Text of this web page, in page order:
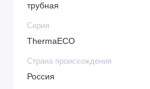
трубная
Серия
ThermaECO
Страна происхождения
Россия